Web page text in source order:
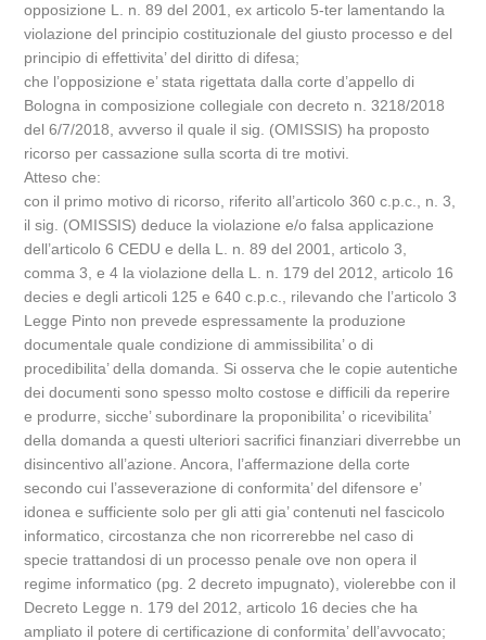
opposizione L. n. 89 del 2001, ex articolo 5-ter lamentando la
violazione del principio costituzionale del giusto processo e del
principio di effettivita’ del diritto di difesa;
che l’opposizione e’ stata rigettata dalla corte d’appello di
Bologna in composizione collegiale con decreto n. 3218/2018
del 6/7/2018, avverso il quale il sig. (OMISSIS) ha proposto
ricorso per cassazione sulla scorta di tre motivi.
Atteso che:
con il primo motivo di ricorso, riferito all’articolo 360 c.p.c., n. 3,
il sig. (OMISSIS) deduce la violazione e/o falsa applicazione
dell’articolo 6 CEDU e della L. n. 89 del 2001, articolo 3,
comma 3, e 4 la violazione della L. n. 179 del 2012, articolo 16
decies e degli articoli 125 e 640 c.p.c., rilevando che l’articolo 3
Legge Pinto non prevede espressamente la produzione
documentale quale condizione di ammissibilita’ o di
procedibilita’ della domanda. Si osserva che le copie autentiche
dei documenti sono spesso molto costose e difficili da reperire
e produrre, sicche’ subordinare la proponibilita’ o ricevibilita’
della domanda a questi ulteriori sacrifici finanziari diverrebbe un
disincentivo all’azione. Ancora, l’affermazione della corte
secondo cui l’asseverazione di conformita’ del difensore e’
idonea e sufficiente solo per gli atti gia’ contenuti nel fascicolo
informatico, circostanza che non ricorrerebbe nel caso di
specie trattandosi di un processo penale ove non opera il
regime informatico (pg. 2 decreto impugnato), violerebbe con il
Decreto Legge n. 179 del 2012, articolo 16 decies che ha
ampliato il potere di certificazione di conformita’ dell’avvocato;